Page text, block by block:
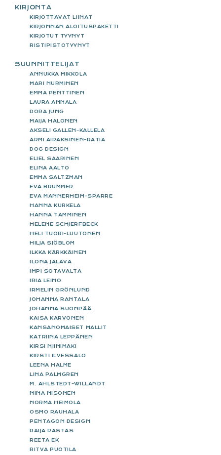
KIRJONTA
KIRJOTTAVAT LIINAT
KIRJONNAN ALOITUSPAKETTI
KIRJOTUT TYYNYT
RISTIPISTOTYYNYT
SUUNNITTELIJAT
ANNUKKA MIKKOLA
MARI NURMINEN
EMMA PENTTINEN
LAURA ANNALA
DORA JUNG
MAIJA HALONEN
AKSELI GALLEN-KALLELA
ARMI AIRAKSINEN-RATIA
DOG DESIGN
ELIEL SAARINEN
ELINA AALTO
EMMA SALTZMAN
EVA BRUMMER
EVA MANNERHEIM-SPARRE
HANNA KURKELA
HANNA TAMMINEN
HELENE SCHJERFBECK
HELI TUORI-LUUTONEN
HILJA SJÖBLOM
ILKKA KÄRKKÄINEN
ILONA JALAVA
IMPI SOTAVALTA
IRIA LEINO
IRMELIN GRÖNLUND
JOHANNA RANTALA
JOHANNA SUONPÄÄ
KAISA KARVONEN
KANSANOMAISET MALLIT
KATRIINA LEPPÄNEN
KIRSI NIINIMÄKI
KIRSTI ILVESSALO
LEENA HALME
LINA PALMGREN
M. AHLSTEDT-WILLANDT
NINA NISONEN
NORMA HEIMOLA
OSMO RAUHALA
PENTAGON DESIGN
RAIJA RASTAS
REETA EK
RITVA PUOTILA